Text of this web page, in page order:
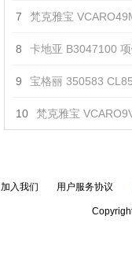
7 梵克雅宝
8 卡地亚 B3047100
9 宝格丽 350583
10 梵克雅宝
加入我们 用户服务协议